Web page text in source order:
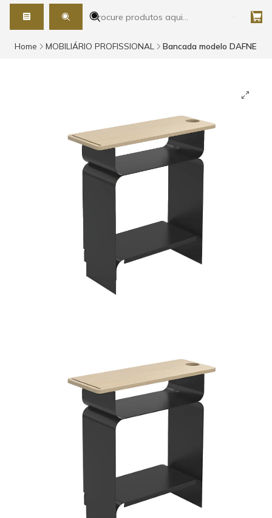
Home MOBILIÁRIO PROFISSIONAL Bancada modelo DAFNE